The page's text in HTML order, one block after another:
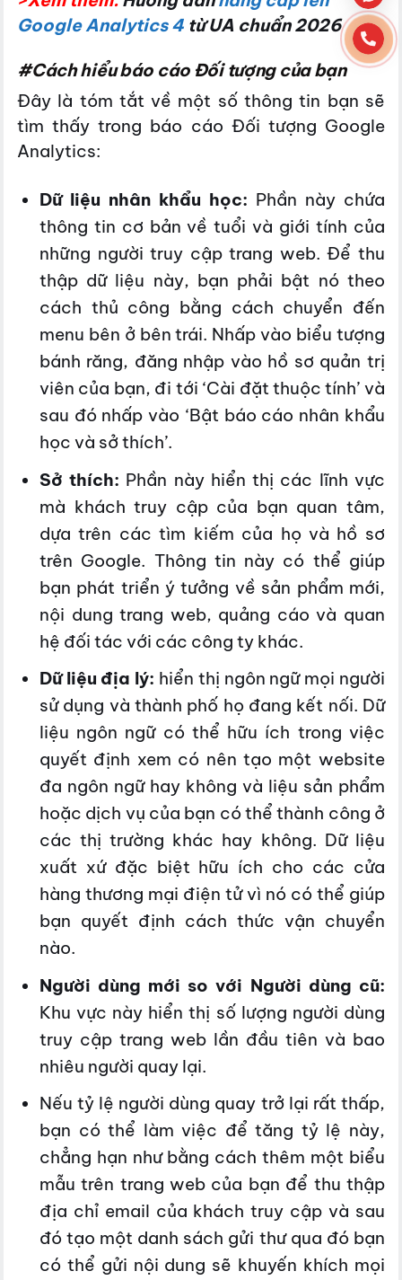
Google Analytics 4 từ UA chuẩn 2026
#Cách hiểu báo cáo Đối tượng của bạn
Đây là tóm tắt về một số thông tin bạn sẽ
tìm thấy trong báo cáo Đối tượng Google
Analytics:
Dữ liệu nhân khẩu học: Phần này chứa
thông tin cơ bản về tuổi và giới tính của
những người truy cập trang web. Để thu
thập dữ liệu này, bạn phải bật nó theo
cách thủ công bằng cách chuyển đến
menu bên ở bên trái. Nhấp vào biểu tượng
bánh răng, đăng nhập vào hồ sơ quản trị
viên của bạn, đi tới ‘Cài đặt thuộc tính’ và
sau đó nhấp vào ‘Bật báo cáo nhân khẩu
học và sở thích’.
Sở thích: Phần này hiển thị các lĩnh vực
mà khách truy cập của bạn quan tâm,
dựa trên các tìm kiếm của họ và hồ sơ
trên Google. Thông tin này có thể giúp
bạn phát triển ý tưởng về sản phẩm mới,
nội dung trang web, quảng cáo và quan
hệ đối tác với các công ty khác.
Dữ liệu địa lý: hiển thị ngôn ngữ mọi người
sử dụng và thành phố họ đang kết nối. Dữ
liệu ngôn ngữ có thể hữu ích trong việc
quyết định xem có nên tạo một website
đa ngôn ngữ hay không và liệu sản phẩm
hoặc dịch vụ của bạn có thể thành công ở
các thị trường khác hay không. Dữ liệu
xuất xứ đặc biệt hữu ích cho các cửa
hàng thương mại điện tử vì nó có thể giúp
bạn quyết định cách thức vận chuyển
nào.
Người dùng mới so với Người dùng cũ:
Khu vực này hiển thị số lượng người dùng
truy cập trang web lần đầu tiên và bao
nhiêu người quay lại.
Nếu tỷ lệ người dùng quay trở lại rất thấp,
bạn có thể làm việc để tăng tỷ lệ này,
chẳng hạn như bằng cách thêm một biểu
mẫu trên trang web của bạn để thu thập
địa chỉ email của khách truy cập và sau
đó tạo một danh sách gửi thư qua đó bạn
có thể gửi nội dung sẽ khuyến khích mọi